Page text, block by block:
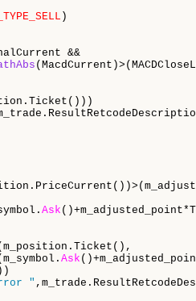
)
&&
Ask
Ask
"